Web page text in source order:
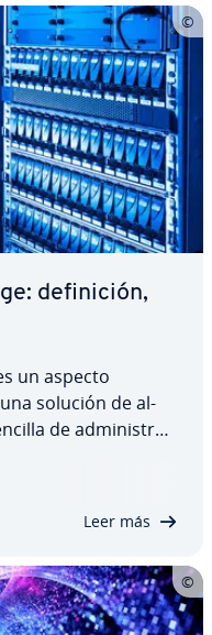
de­fi­ni­ción,
un aspecto
solución de al­
de ad­mi­ni­s­trar,
Leer más